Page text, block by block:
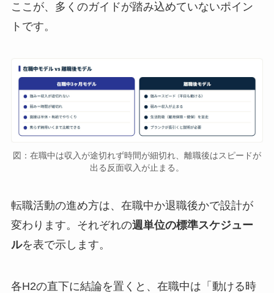
ここが、多くのガイドが踏み込めていないポイン
トです。
図：在職中は収入が途切れず時間が細切れ、離職後はスピードが
出る反面収入が止まる。
転職活動の進め方は、在職中か退職後かで設計が
変わります。それぞれの週単位の標準スケジュー
ルを表で示します。
各H2の直下に結論を置くと、在職中は「動ける時